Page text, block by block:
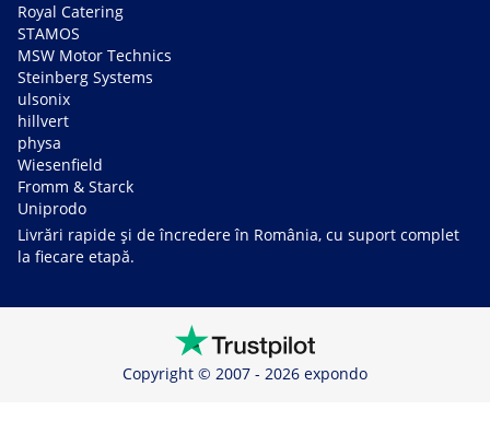
Royal Catering
STAMOS
MSW Motor Technics
Steinberg Systems
ulsonix
hillvert
physa
Wiesenfield
Fromm & Starck
Uniprodo
Livrări rapide și de încredere în România, cu suport complet
la fiecare etapă.
Copyright © 2007 - 2026 expondo